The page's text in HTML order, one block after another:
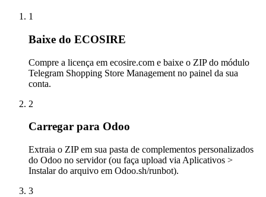
1
Baixe do ECOSIRE
Compre a licença em ecosire.com e baixe o ZIP do módulo
Telegram Shopping Store Management no painel da sua
conta.
2
Carregar para Odoo
Extraia o ZIP em sua pasta de complementos personalizados
do Odoo no servidor (ou faça upload via Aplicativos >
Instalar do arquivo em Odoo.sh/runbot).
3